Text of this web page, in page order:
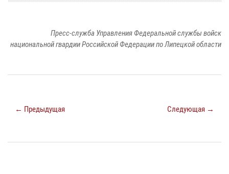
Пресс-служба Управления Федеральной службы войск
национальной гвардии Российской Федерации по Липецкой области
← Предыдущая Следующая →